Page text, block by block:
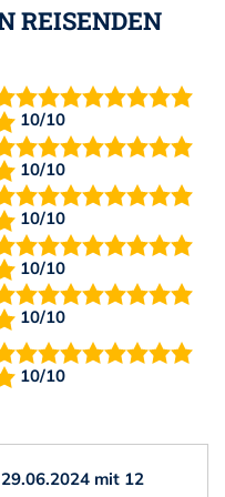
REISENDEN
10/10
10/10
10/10
10/10
10/10
10/10
mit 12